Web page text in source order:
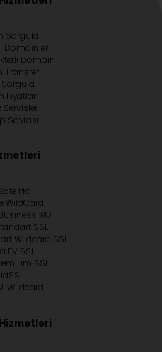
Sorgula
Domainler
Domain
Transfer
Fiyatları
Servisler
Sayfası
Pro
WildCard
SSL
Wildcard SSL
EV SSL
SSL
Wildcard